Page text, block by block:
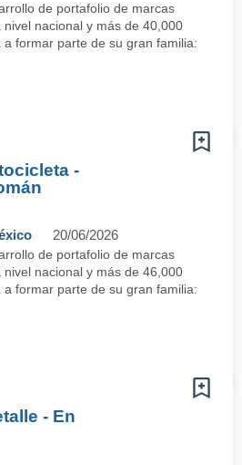
de portafolio de marcas
nacional y más de 40,000
formar parte de su gran familia:
-
20/06/2026
de portafolio de marcas
nacional y más de 46,000
formar parte de su gran familia:
- En